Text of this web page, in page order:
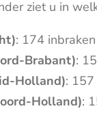
ziet u in
: 174
Brabant):
Holland):
Holland):